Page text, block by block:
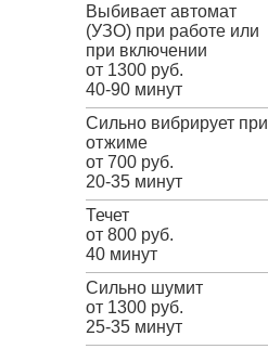
Выбивает автомат
(УЗО) при работе или
при включении
от 1300 руб.
40-90 минут
Сильно вибрирует при
отжиме
от 700 руб.
20-35 минут
Течет
от 800 руб.
40 минут
Сильно шумит
от 1300 руб.
25-35 минут